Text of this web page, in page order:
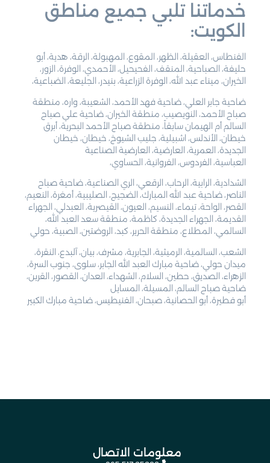
خدماتنا تلبي جميع مناطق
الكويت:
الفنطاس، العقيلة، الظهر، المقوع، المهبولة، الرقة، هدية، أبو
حليفة، الصباحية، المنقف، الفحيحيل، الأحمدي، الوفرة، الزور،
الخيران، ميناء عبد الله، الوفرة الزراعية، بنيدر، الجليعة، الضباعية،
ضاحية جابر العلي، ضاحية فهد الأحمد، الشعيبة، واره، منطقة
صباح الأحمد، النويصيب، منطقة الخيران، ضاحية علي صباح
السالم أم الهيمان سابقاً، منطقة صباح الأحمد البحرية، أبرق
خيطان، الأندلس، اشبيلية، جليب الشيوخ، خيطان، خيطان
الجديدة، العمرية، العارضية، العارضية الصناعية
العباسية، الفردوس، الفروانية، الحساوي،
الشدادية، الرابية، الرحاب، الرقعي، الري الصناعية، ضاحية صباح
الناصر، ضاحية عبد الله المبارك، الضجيج، الصليبية، أمغرة، النعيم،
القصر، الواحة، تيماء، النسيم، العيون، القيصرية، العبدلي، الجهراء
القديمة، الجهراء الجديدة، كاظمة، منطقة سعد العبد الله،
السالمي، المطلاع، منطقة الحرير، كبد، الروضتين، الصبية، حولي
الشعب، السالمية، الرميثية، الجابرية، مشرف، بيان، آلبدع، النقرة،
ميدان حولي، ضاحية مبارك العبد الله الجابر، سلوى، جنوب السرة،
الزهراء، الصديق، حطين، السلام، الشهداء، العدان، القصور، القرين،
ضاحية صباح السالم، المسيلة، المسايل
أبو فطيرة، أبو الحصانية، صبحان، الفنيطيس، ضاحية مبارك الكبير
معلومات الاتصال